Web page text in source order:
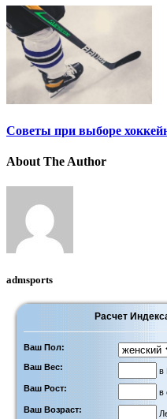
Советы при выборе
About The Author
admsports
Расчет
Ваш Пол:
Ваш Вес:
в
Ваш Рост:
в
Ваш Возраст: